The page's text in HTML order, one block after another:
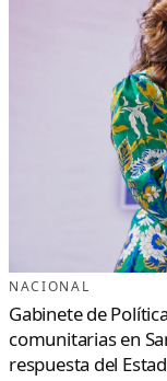
NACIONAL
Gabinete de
comunitarias en
respuesta del